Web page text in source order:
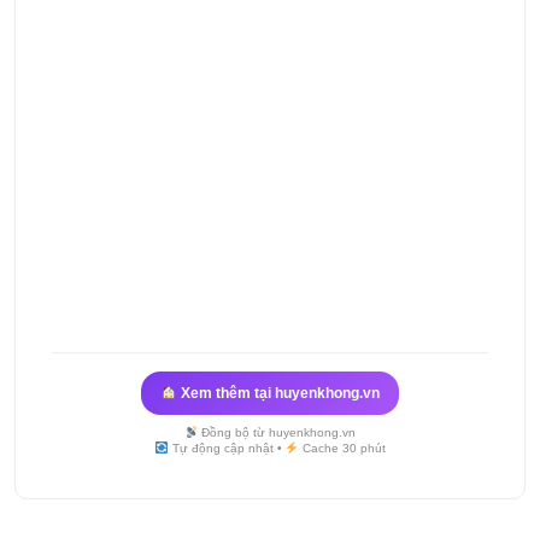
Xem thêm tại huyenkhong.vn
Đồng bộ từ huyenkhong.vn
Tự động cập nhật •
Cache 30 phút